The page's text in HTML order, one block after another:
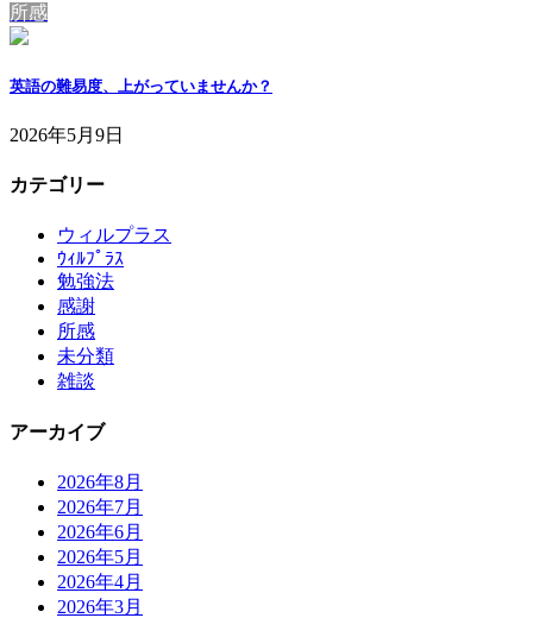
所感
英語の難易度、上がっていませんか？
2026年5月9日
カテゴリー
ウィルプラス
ｳｨﾙﾌﾟﾗｽ
勉強法
感謝
所感
未分類
雑談
アーカイブ
2026年8月
2026年7月
2026年6月
2026年5月
2026年4月
2026年3月